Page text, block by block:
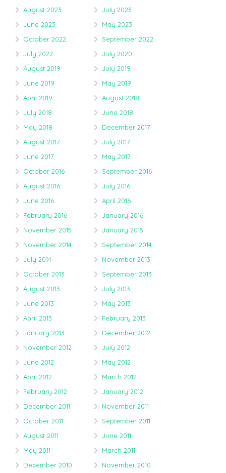
August 2023
July 2023
June 2023
May 2023
October 2022
September 2022
July 2022
July 2020
August 2019
July 2019
June 2019
May 2019
April 2019
August 2018
July 2018
June 2018
May 2018
December 2017
August 2017
July 2017
June 2017
May 2017
October 2016
September 2016
August 2016
July 2016
June 2016
April 2016
February 2016
January 2016
November 2015
January 2015
November 2014
September 2014
July 2014
November 2013
October 2013
September 2013
August 2013
July 2013
June 2013
May 2013
April 2013
February 2013
January 2013
December 2012
November 2012
July 2012
June 2012
May 2012
April 2012
March 2012
February 2012
January 2012
December 2011
November 2011
October 2011
September 2011
August 2011
June 2011
May 2011
March 2011
December 2010
November 2010